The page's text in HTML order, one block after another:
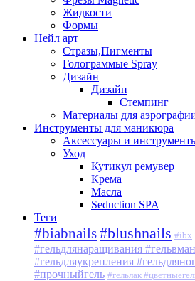
Жидкости
Формы
Нейл арт
Стразы,Пигменты
Голограммые Spray
Дизайн
Дизайн
Стемпинг
Материалы для
Инструменты для маникюра
Аксессуары и
Уход
Кутикул ремувер
Крема
Масла
Seduction SPA
Теги
#biabnails#blushnails #ibx
#гельдлянаращивания
#гельдляукрепления
#прочныйгель #гельлак